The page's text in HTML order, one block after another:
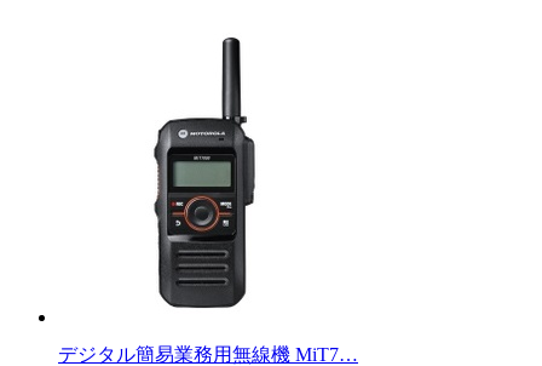
デジタル簡易業務用無線機 MiT7…